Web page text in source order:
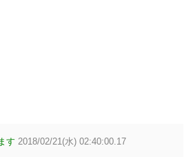
す 2018/02/21(水) 02:40:00.17